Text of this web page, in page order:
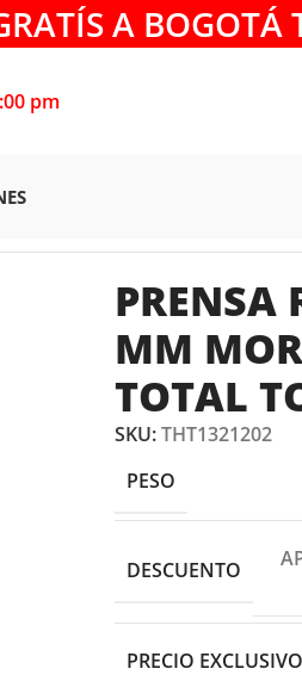
A
pm
PRENSA
MM
TOTAL
SKU:THT1321202
PESO
DESCUENTO
PRECIO EXCLUSIVO